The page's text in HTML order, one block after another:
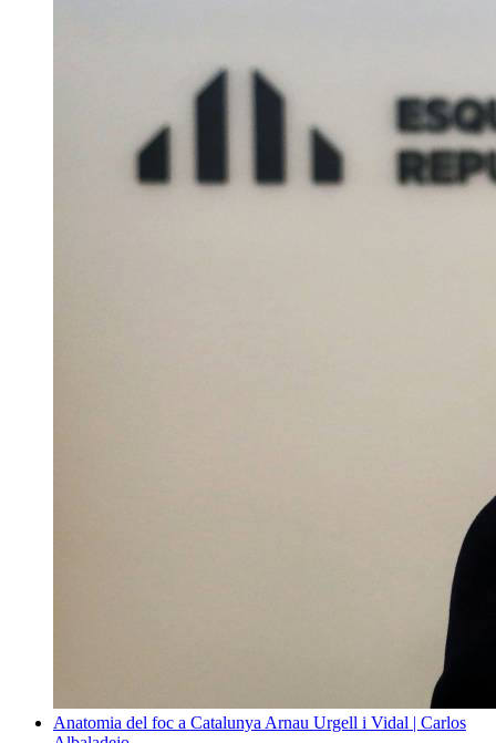
Anatomia del foc a Catalunya Arnau Urgell i Vidal | Carlos